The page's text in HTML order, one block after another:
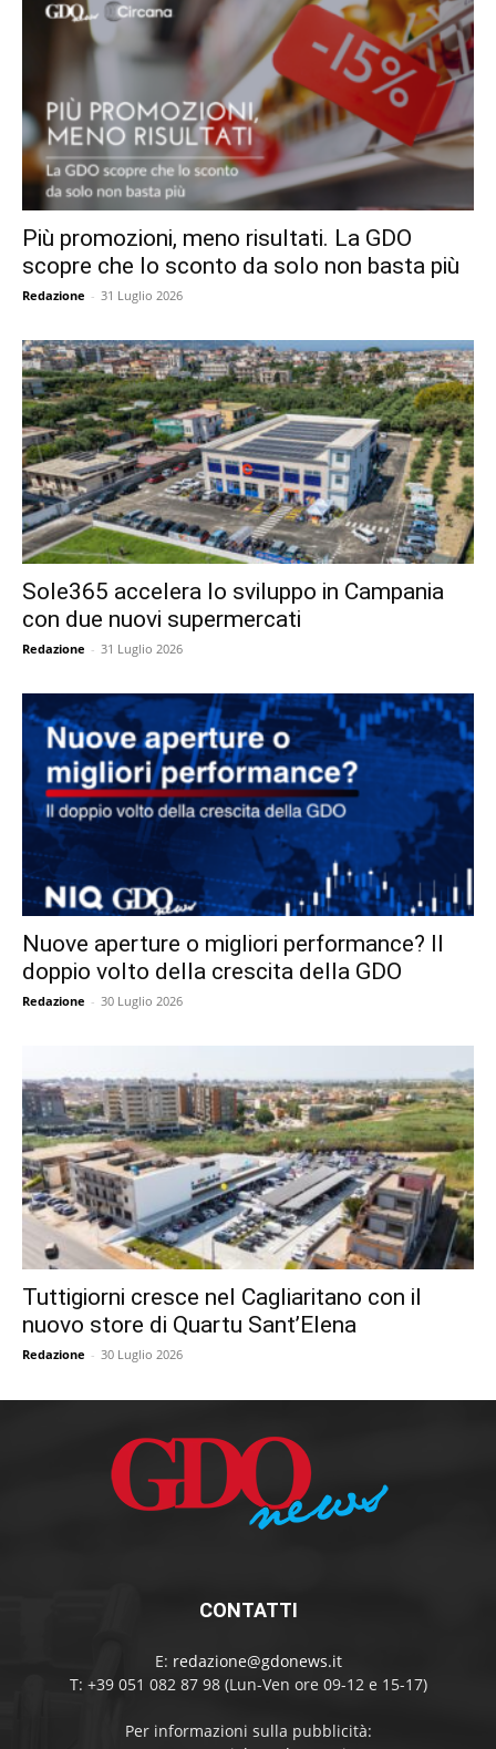
Più promozioni, meno risultati. La GDO
scopre che lo sconto da solo non basta più
Redazione - 31 Luglio 2026
Sole365 accelera lo sviluppo in Campania
con due nuovi supermercati
Redazione - 31 Luglio 2026
Nuove aperture o migliori performance? Il
doppio volto della crescita della GDO
Redazione - 30 Luglio 2026
Tuttigiorni cresce nel Cagliaritano con il
nuovo store di Quartu Sant’Elena
Redazione - 30 Luglio 2026
CONTATTI
E: redazione@gdonews.it
T: +39 051 082 87 98 (Lun-Ven ore 09-12 e 15-17)
Per informazioni sulla pubblicità: